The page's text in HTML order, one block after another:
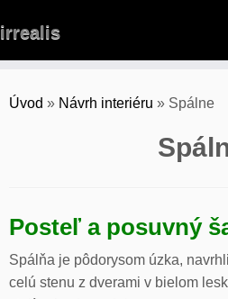
to
irrealis
Úvod » Návrh interiéru » Spálne
Posteľ a posuvný
Spálňa je pôdorysom úzka,
celú stenu z dverami v bielom